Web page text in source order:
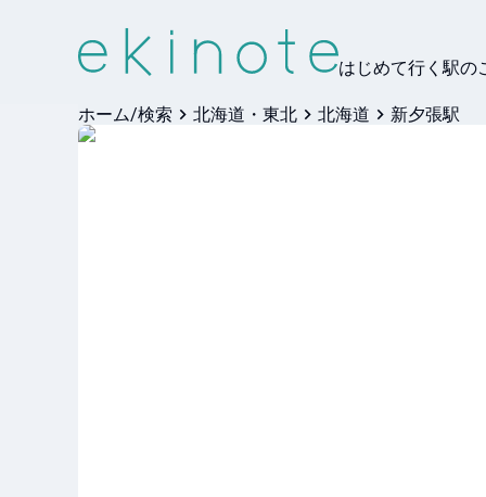
はじめて行く駅の
ホーム/検索 北海道・東北 北海道 新夕張駅